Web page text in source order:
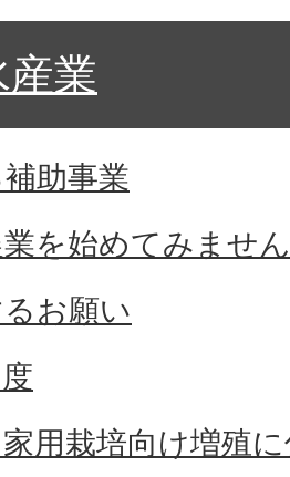
産業
助事業
を始めてみませ
お願い
用栽培向け増殖